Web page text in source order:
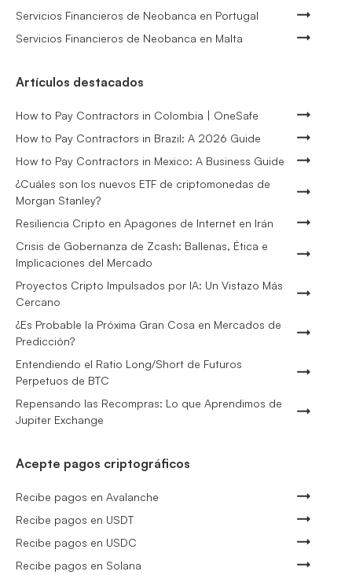
Servicios Financieros de Neobanca en Portugal
Servicios Financieros de Neobanca en Malta
Artículos destacados
How to Pay Contractors in Colombia | OneSafe
How to Pay Contractors in Brazil: A 2026 Guide
How to Pay Contractors in Mexico: A Business Guide
¿Cuáles son los nuevos ETF de criptomonedas de
Morgan Stanley?
Resiliencia Cripto en Apagones de Internet en Irán
Crisis de Gobernanza de Zcash: Ballenas, Ética e
Implicaciones del Mercado
Proyectos Cripto Impulsados por IA: Un Vistazo Más
Cercano
¿Es Probable la Próxima Gran Cosa en Mercados de
Predicción?
Entendiendo el Ratio Long/Short de Futuros
Perpetuos de BTC
Repensando las Recompras: Lo que Aprendimos de
Jupiter Exchange
Acepte pagos criptográficos
Recibe pagos en Avalanche
Recibe pagos en USDT
Recibe pagos en USDC
Recibe pagos en Solana